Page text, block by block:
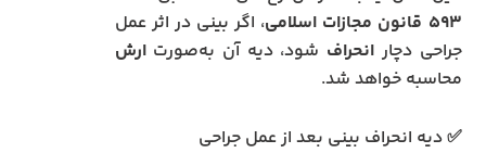
۵۹۳ قانون مجازات اسلامی
، اگر بینی در اثر عمل
جراحی دچار انحراف شود، دیه آن به‌صورتارش
محاسبه خواهد شد.
✅ دیه انحراف بینی بعد از عمل جراحی